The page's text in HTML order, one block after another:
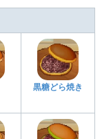
黒糖どら焼き